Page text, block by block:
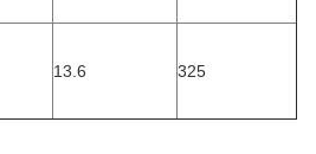
13.6 325